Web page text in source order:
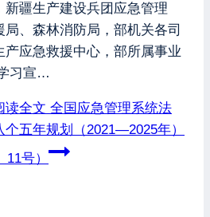
新疆生产建设兵团应急管理
局、森林消防局，部机关各司
产应急救援中心，部所属事业
习宣…
读全文 全国应急管理系统法
五年规划（2021—2025年）
11号）